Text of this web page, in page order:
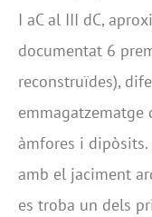
I aC al III dC,
documentat 6
reconstruïdes),
àmfores i dipòsits.
amb el jaciment
es troba un dels